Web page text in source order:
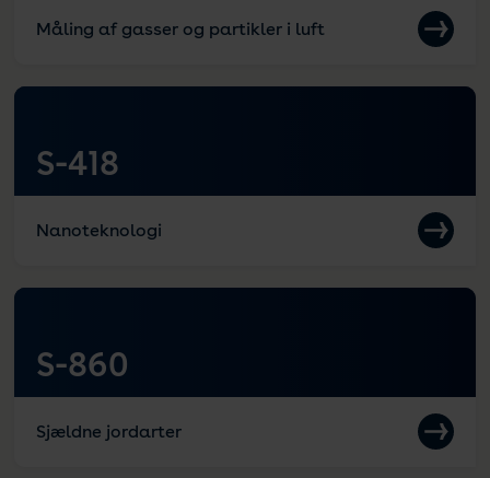
Måling af gasser og partikler i luft
S-418
Nanoteknologi
S-860
Sjældne jordarter